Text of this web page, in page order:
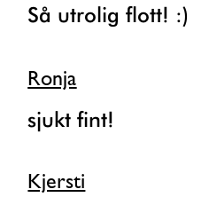
Så utrolig flott! :)
Ronja
sjukt fint!
Kjersti